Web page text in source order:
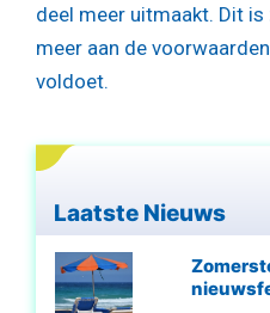
deel meer uitmaakt. Dit
meer aan de
voldoet.
Laatste Nieuws